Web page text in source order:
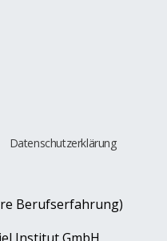
Datenschutzerklärung
Berufserfahrung)